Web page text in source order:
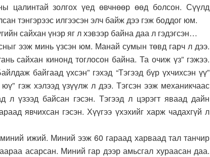
цалинтай золгох үед өвчнөөр өөд болсон. Сүүлд
тэнгэрээс илгээсэн элч байж дээ гэж боддог юм.
сайхан үнэр яг л хэвээр байна даа л гэдэгсэн…
ээж минь үзсэн юм. Манай сумын төвд гарч л дээ.
сайхан кинонд тоглосон байна. Та очиж үз” гэжээ.
байгаад үхсэн” гэхэд “Тэгээд бүр үхчихсэн үү”
юү” гэж хэлээд үзүүлж л дээ. Тэгсэн ээж механикчаас
л үзээд байсан гэсэн. Тэгээд л цэрэгт яваад дайн
явчихсан гэсэн. Хүүгээ үхэхийг харж чадахгүй л
ижий. Миний ээж 60 гараад харваад тал танчир
асарсан. Миний гар дээр амьсгал хураасан даа.